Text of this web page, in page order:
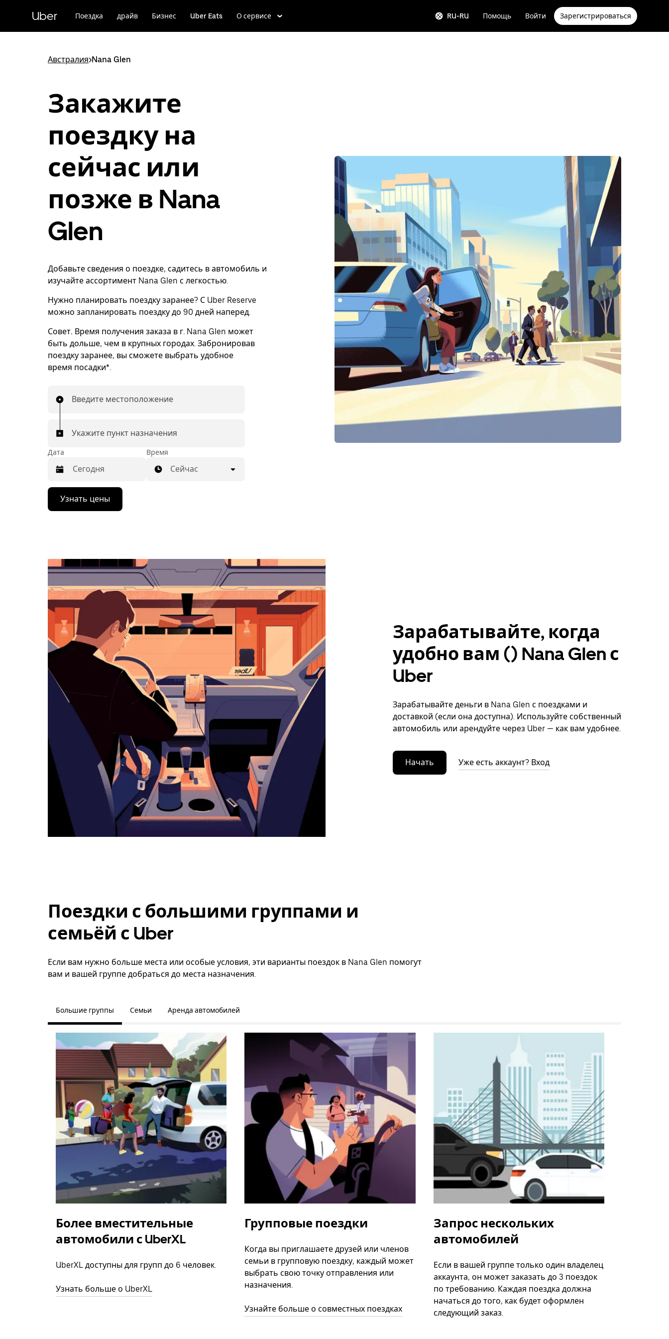
к
Uber Поездка драйв Бизнес Uber Eats О сервисе RU-RU Помощь Войти Зарегистрироваться
Австралия>Nana Glen
Закажите
поездку на
сейчас или
позже в Nana
Glen
Добавьте сведения о поездке, садитесь в автомобиль и
изучайте ассортимент Nana Glen с легкостью.
Нужно планировать поездку заранее? С Uber Reserve
можно запланировать поездку до 90 дней наперед.
Совет. Время получения заказа в г. Nana Glen может
быть дольше, чем в крупных городах. Забронировав
поездку заранее, вы сможете выбрать удобное
время посадки*.
Введите местоположение
Укажите пункт назначения
Дата
Нажмите
стрелку
вниз,
выбрать
дату.
закрыть
календарь,
нажмите
Esc.
Время
Сейчас
Узнать цены
Зарабатывайте, когда
удобно вам () Nana Glen с
Uber
Зарабатывайте деньги в Nana Glen с поездками и
доставкой (если она доступна). Используйте собственный
автомобиль или арендуйте через Uber — как вам удобнее.
Начать Уже есть аккаунт? Вход
Поездки с большими группами и
семьёй с Uber
Если вам нужно больше места или особые условия, эти варианты поездок в Nana Glen помогут
вам и вашей группе добраться до места назначения.
Большие группы Семьи Аренда автомобилей
Более вместительные
автомобили с UberXL
UberXL доступны для групп до 6 человек.
Узнать больше о UberXL
Групповые поездки
Когда вы приглашаете друзей или членов
семьи в групповую поездку, каждый может
выбрать свою точку отправления или
назначения.
Узнайте больше о совместных поездках
Запрос нескольких
автомобилей
Если в вашей группе только один владелец
аккаунта, он может заказать до 3 поездок
по требованию. Каждая поездка должна
начаться до того, как будет оформлен
следующий заказ.